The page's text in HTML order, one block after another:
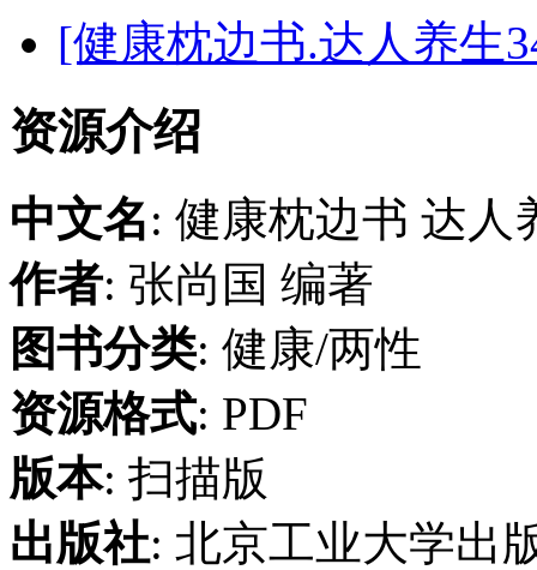
[健康枕边书.达人养生
资源介绍
中文名: 健康枕边书 达人
作者: 张尚国 编著
图书分类: 健康/两性
资源格式: PDF
版本: 扫描版
出版社: 北京工业大学出